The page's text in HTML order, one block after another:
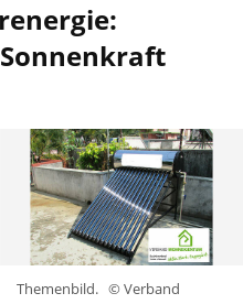
Themenbild. © Verband